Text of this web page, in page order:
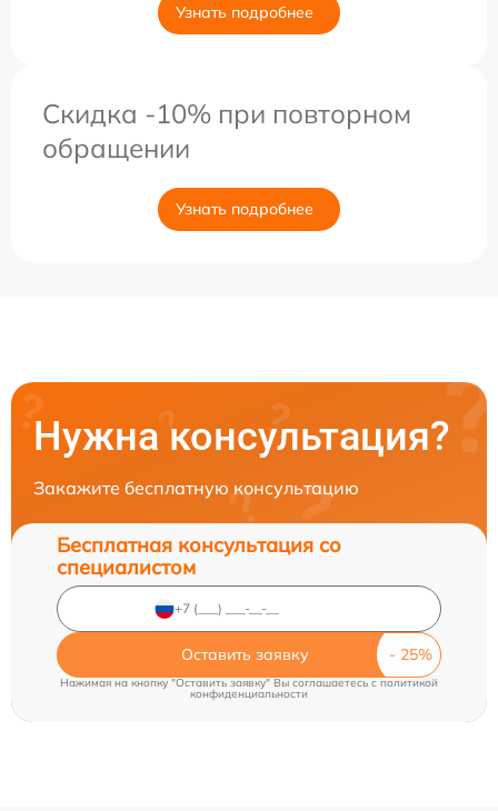
Узнать подробнее
Скидка -10% при повторном
обращении
Узнать подробнее
Нужна консультация?
Закажите бесплатную консультацию
Бесплатная консультация со
специалистом
Оставить заявку
Нажимая на кнопку "Оставить заявку" Вы соглашаетесь cполитикой
конфиденциальности